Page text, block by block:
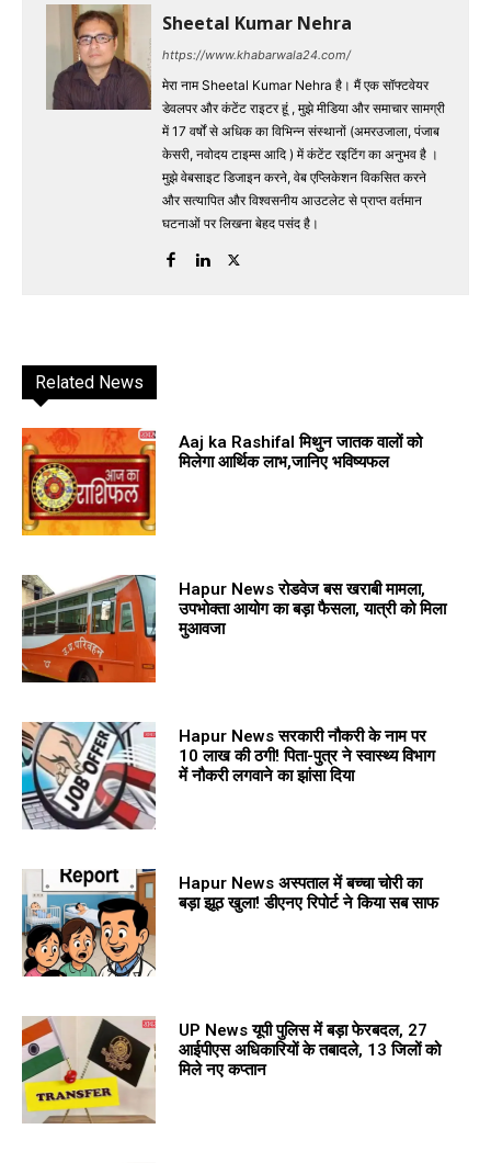
Sheetal Kumar Nehra
https://www.khabarwala24.com/
मेरा नाम Sheetal Kumar Nehra है। मैं एक सॉफ्टवेयर
डेवलपर और कंटेंट राइटर हूं , मुझे मीडिया और समाचार सामग्री
में 17 वर्षों से अधिक का विभिन्न संस्थानों (अमरउजाला, पंजाब
केसरी, नवोदय टाइम्स आदि ) में कंटेंट रइटिंग का अनुभव है ।
मुझे वेबसाइट डिजाइन करने, वेब एप्लिकेशन विकसित करने
और सत्यापित और विश्वसनीय आउटलेट से प्राप्त वर्तमान
घटनाओं पर लिखना बेहद पसंद है।
Related News
Aaj ka Rashifal मिथुन जातक वालों को
मिलेगा आर्थिक लाभ,जानिए भविष्यफल
Hapur News रोडवेज बस खराबी मामला,
उपभोक्ता आयोग का बड़ा फैसला, यात्री को मिला
मुआवजा
Hapur News सरकारी नौकरी के नाम पर
10 लाख की ठगी! पिता-पुत्र ने स्वास्थ्य विभाग
में नौकरी लगवाने का झांसा दिया
Hapur News अस्पताल में बच्चा चोरी का
बड़ा झूठ खुला! डीएनए रिपोर्ट ने किया सब साफ
UP News यूपी पुलिस में बड़ा फेरबदल, 27
आईपीएस अधिकारियों के तबादले, 13 जिलों को
मिले नए कप्तान